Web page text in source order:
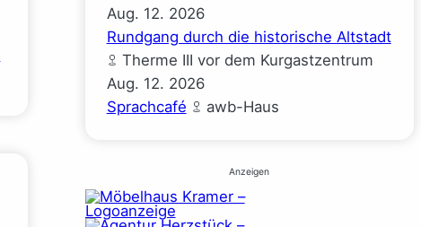
Aug. 12. 2026
Rundgang durch die historische Altstadt
Therme III vor dem Kurgastzentrum
Aug. 12. 2026
Sprachcafé
awb-Haus
Anzeigen